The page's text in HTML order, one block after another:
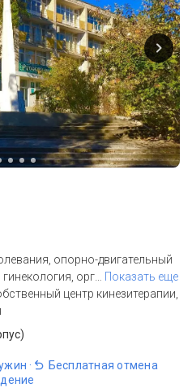
опорно-двигательный
орг… Показать еще
центр кинезитерапии,
·
Бесплатная отмена